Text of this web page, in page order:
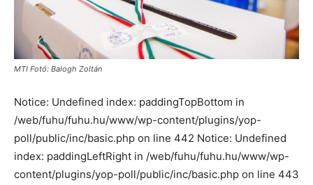
MTI Fotó: Balogh Zoltán
Notice: Undefined index: paddingTopBottom in
/web/fuhu/fuhu.hu/www/wp-content/plugins/yop-
poll/public/inc/basic.php on line 442 Notice: Undefined
index: paddingLeftRight in /web/fuhu/fuhu.hu/www/wp-
content/plugins/yop-poll/public/inc/basic.php on line 443